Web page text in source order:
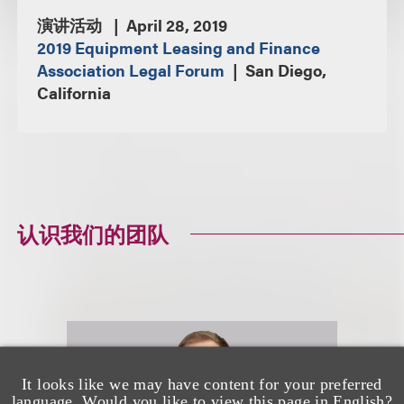
It looks like we may have content for your preferred
演讲活动
April 28, 2019
2019 Equipment Leasing and Finance
Association Legal Forum
San Diego,
California
认识我们的团队